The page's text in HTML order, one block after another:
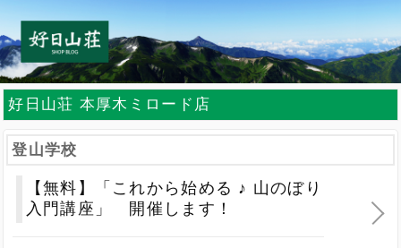
好日山荘 本厚木ミロード店
登山学校
【無料】「これから始める ♪ 山のぼり
入門講座」 開催します！